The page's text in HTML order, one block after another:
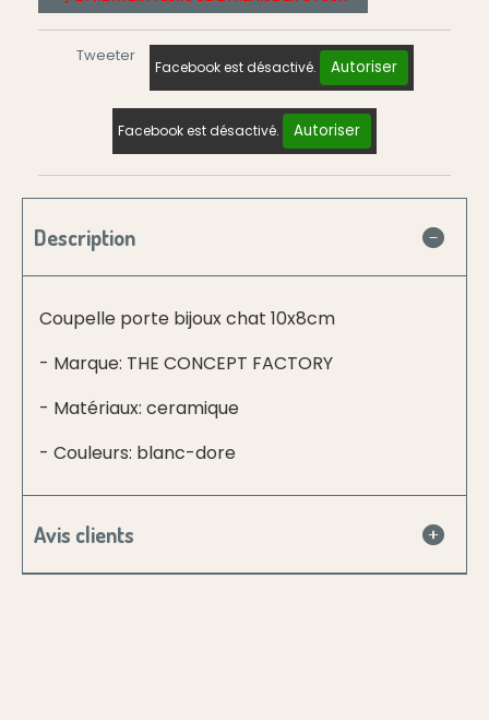
Tweeter
Facebook est désactivé. Autoriser
Facebook est désactivé. Autoriser
Description
Coupelle porte bijoux chat 10x8cm
- Marque: THE CONCEPT FACTORY
- Matériaux: ceramique
- Couleurs: blanc-dore
Avis clients